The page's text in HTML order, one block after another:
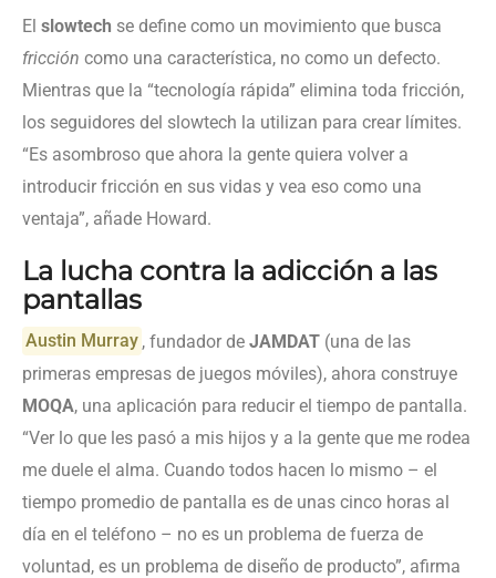
El slowtech se define como un movimiento que busca
fricción como una característica, no como un defecto.
Mientras que la “tecnología rápida” elimina toda fricción,
los seguidores del slowtech la utilizan para crear límites.
“Es asombroso que ahora la gente quiera volver a
introducir fricción en sus vidas y vea eso como una
ventaja”, añade Howard.
La lucha contra la adicción a las
pantallas
Austin Murray , fundador deJAMDAT (una de las
primeras empresas de juegos móviles), ahora construye
MOQA, una aplicación para reducir el tiempo de pantalla.
“Ver lo que les pasó a mis hijos y a la gente que me rodea
me duele el alma. Cuando todos hacen lo mismo – el
tiempo promedio de pantalla es de unas cinco horas al
día en el teléfono – no es un problema de fuerza de
voluntad, es un problema de diseño de producto”, afirma